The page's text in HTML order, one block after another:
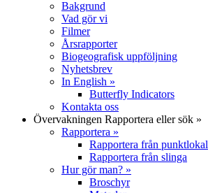
Bakgrund
Vad gör vi
Filmer
Årsrapporter
Biogeografisk uppföljning
Nyhetsbrev
In English »
Butterfly Indicators
Kontakta oss
Övervakningen Rapportera eller sök »
Rapportera »
Rapportera från punktlokal
Rapportera från slinga
Hur gör man? »
Broschyr